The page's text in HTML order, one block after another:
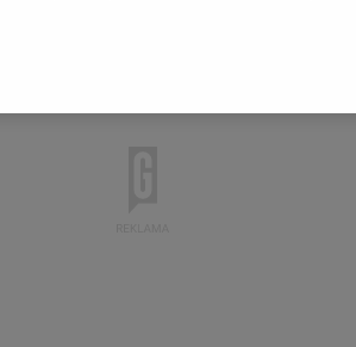
zainstalowanie i przechowywanie plików
urządzeniu końcowym. Możesz w każdej